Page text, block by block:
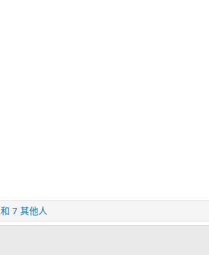
和 7 其他人